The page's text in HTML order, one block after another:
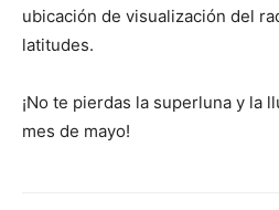
ubicación de visualización del
latitudes.
¡No te pierdas la superluna y la
mes de mayo!